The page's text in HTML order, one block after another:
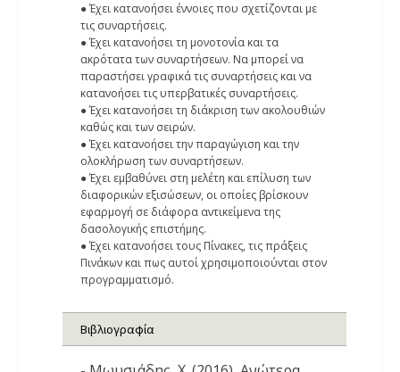
● Έχει κατανοήσει έννοιες που σχετίζονται με
τις συναρτήσεις.
● Έχει κατανοήσει τη μονοτονία και τα
ακρότατα των συναρτήσεων. Να μπορεί να
παραστήσει γραφικά τις συναρτήσεις και να
κατανοήσει τις υπερβατικές συναρτήσεις.
● Έχει κατανοήσει τη διάκριση των ακολουθιών
καθώς και των σειρών.
● Έχει κατανοήσει την παραγώγιση και την
ολοκλήρωση των συναρτήσεων.
● Έχει εμβαθύνει στη μελέτη και επίλυση των
διαφορικών εξισώσεων, οι οποίες βρίσκουν
εφαρμογή σε διάφορα αντικείμενα της
δασολογικής επιστήμης.
● Έχει κατανοήσει τους Πίνακες, τις πράξεις
Πινάκων και πως αυτοί χρησιμοποιούνται στον
προγραμματισμό.
Βιβλιογραφία